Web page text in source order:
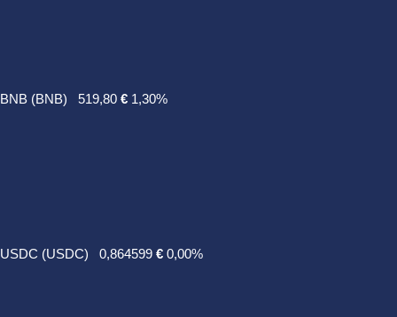
BNB (BNB) 519,80 € 1,30%
USDC (USDC) 0,864599 € 0,00%